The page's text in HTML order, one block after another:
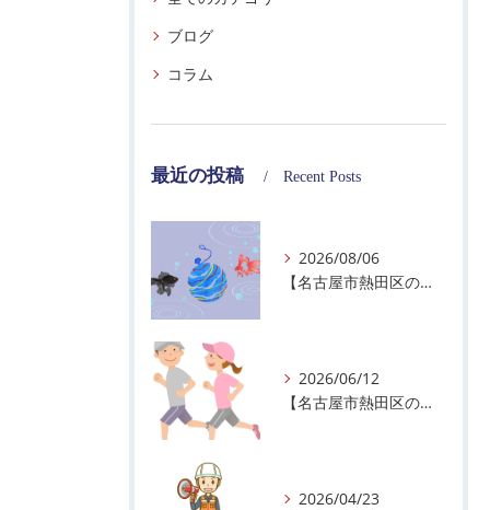
ブログ
コラム
最近の投稿 Recent Posts
2026/08/06
【名古屋市熱田区の警備会社】夏季休業のお知らせ
2026/06/12
【名古屋市熱田区の警備会社】暑熱順化で熱中症対策を！
2026/04/23